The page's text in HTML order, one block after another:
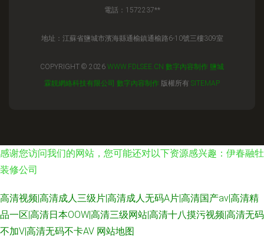
電話：1572237**
地址：江蘇省鹽城市濱海縣通榆鎮通榆路6-10號三樓309室
COPYRIGHT © 2026 WWW.FDLSEE.CN 數字內容制作 鹽城
霖靚網絡科技有限公司 數字內容制作 版權所有 SITEMAP
感谢您访问我们的网站，您可能还对以下资源感兴趣：伊春融牡
装修公司
高清视频|高清成人三级片|高清成人无码A片|高清国产av|高清精
品一区|高清日本OOW|高清三级网站|高清十八摸污视频|高清无码
不加V|高清无码不卡AV 网站地图